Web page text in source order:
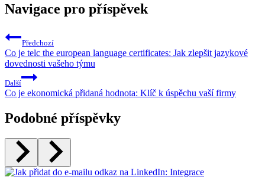
Navigace pro příspěvek
Předchozí
Co je telc the european language certificates: Jak zlepšit jazykové
dovednosti vašeho týmu
Další
Co je ekonomická přidaná hodnota: Klíč k úspěchu vaší firmy
Podobné příspěvky